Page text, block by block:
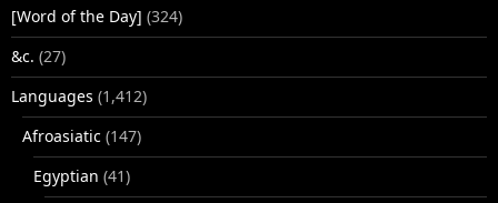
[Word of the Day] (324)
&c. (27)
Languages (1,412)
Afroasiatic (147)
Egyptian (41)